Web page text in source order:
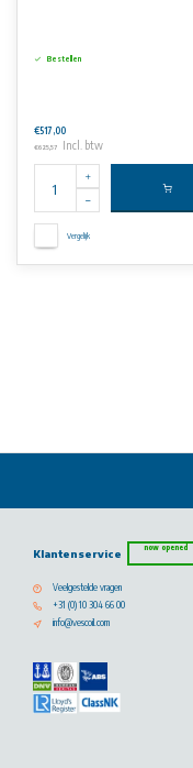
Bestellen
€517,00
€625,57 Incl. btw
Vergelijk
Klantenservice now opened
Veelgestelde vragen
+31 (0) 10 304 66 00
info@vescoil.com